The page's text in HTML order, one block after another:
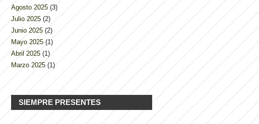
Agosto 2025 (3)
Julio 2025 (2)
Junio 2025 (2)
Mayo 2025 (1)
Abril 2025 (1)
Marzo 2025 (1)
SIEMPRE PRESENTES